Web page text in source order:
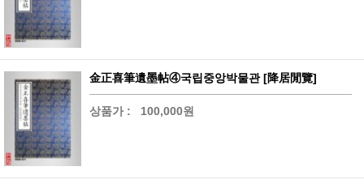
金正喜筆遺墨帖④국립중앙박물관 [降居閒覽]
상품가 : 100,000원